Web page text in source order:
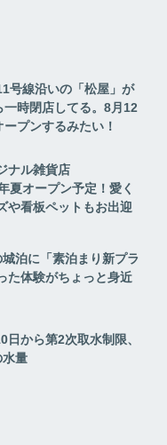
号線沿いの「松屋」が
時閉店してる。8月12
プンするみたい！
ナル雑貨店
夏オープン予定！愛く
や看板ペットもお出迎
泊に「素泊まり新プラ
た体験がちょっと身近
から第2次取水制限、
量